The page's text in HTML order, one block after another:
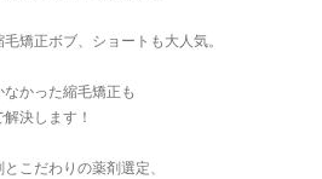
矯正ボブ、ショートも大人気。
かった縮毛矯正も
決します！
こだわりの薬剤選定、